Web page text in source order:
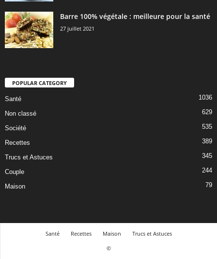
Barre 100% végétale : meilleure pour la santé
27 juillet 2021
POPULAR CATEGORY
Santé 1036
Non classé 629
Société 535
Recettes 389
Trucs et Astuces 345
Couple 244
Maison 79
Santé Recettes Maison
Trucs et Astuces
©